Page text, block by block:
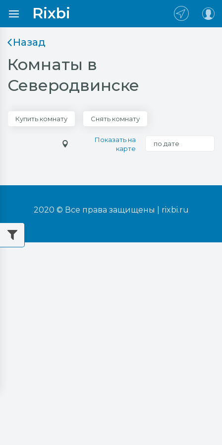
Rixbi
Назад
Комнаты в
Северодвинске
Купить комнату Снять комнату
Показать на
карте
по дате
2020 © Все права защищены | rixbi.ru